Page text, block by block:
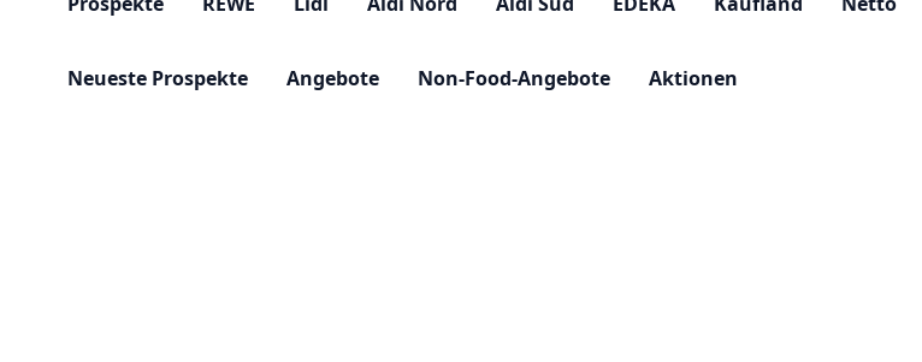
Neueste Prospekte Angebote Non-Food-Angebote Aktionen